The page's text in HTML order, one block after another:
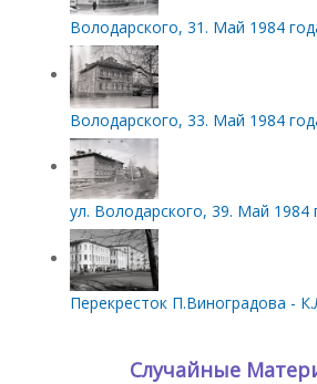
Володарского, 31. Май 1984
Володарского, 33. Май 1984
ул. Володарского, 39. Май 1984
Перекресток П.Виноградова -
Случайные